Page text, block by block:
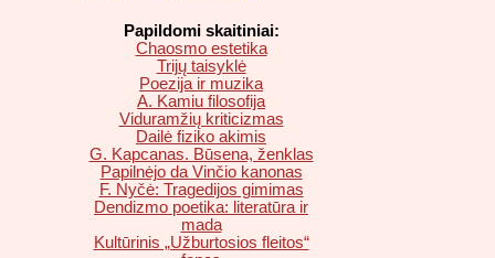
Papildomi skaitiniai:
Chaosmo estetika
Trijų taisyklė
Poezija ir muzika
A. Kamiu filosofija
Viduramžių kriticizmas
Dailė fiziko akimis
G. Kapcanas. Būsena, ženklas
Papilnėjo da Vinčio kanonas
F. Nyčė: Tragedijos gimimas
Dendizmo poetika: literatūra ir
mada
Kultūrinis „Užburtosios fleitos“